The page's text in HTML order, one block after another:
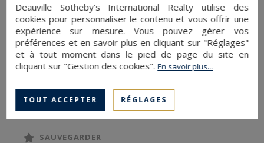
propriétaires.
Dès l’entrée, la partie contemporaine dévoile de
beaux volumes et une circulation fluide : une
bains avec toilettes, ainsi qu’un vaste espace de
vie baigné de lumière comprenant salon et salle
à manger, ouverts sur une agréable terrasse.
LIRE LA SUITE
SAUVEGARDER
Deauville Sotheby's International Realty utilise des
cookies pour personnaliser le contenu et vous offrir une
expérience sur mesure. Vous pouvez gérer vos
préférences et en savoir plus en cliquant sur "Réglages"
et à tout moment dans le pied de page du site en
cliquant sur "Gestion des cookies".En savoir plus...
TOUT ACCEPTER RÉGLAGES